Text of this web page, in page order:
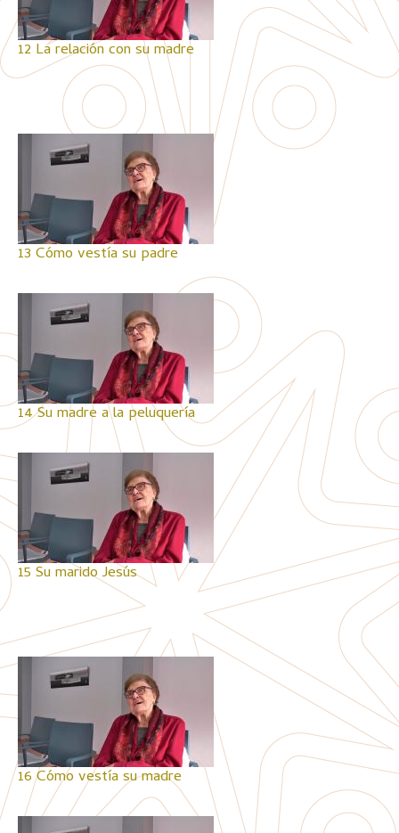
12 La relación con su madre
13 Cómo vestía su padre
14 Su madre a la peluquería
15 Su marido Jesús
16 Cómo vestía su madre